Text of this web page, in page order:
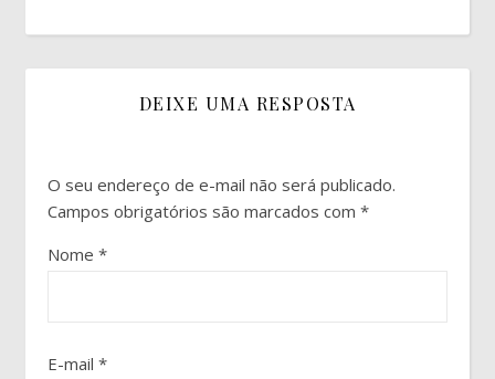
DEIXE UMA RESPOSTA
O seu endereço de e-mail não será publicado.
Campos obrigatórios são marcados com *
Nome *
E-mail *